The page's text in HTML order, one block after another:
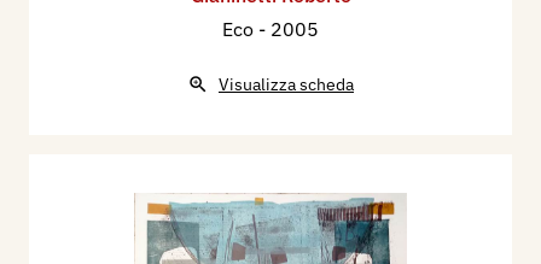
Eco - 2005
Visualizza scheda